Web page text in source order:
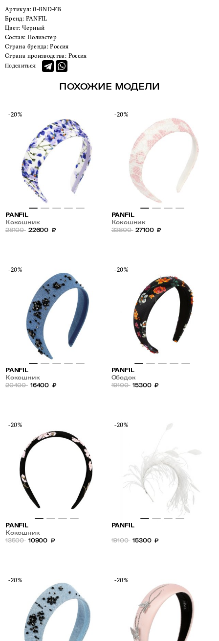
Артикул:0-BND-FB
Бренд:
PANFIL
Цвет:
Черный
Состав: Полиэстер
Страна бренда: Россия
Страна производства: Россия
Поделиться:
ПОХОЖИЕ МОДЕЛИ
-20%
PANFIL
Кокошник
28100 22600 ₽
-20%
PANFIL
Кокошник
33800 27100 ₽
-20%
PANFIL
Кокошник
20400 16400 ₽
-20%
PANFIL
Ободок
19100 15300 ₽
-20%
PANFIL
Кокошник
13500 10900 ₽
-20%
PANFIL
19100 15300 ₽
-20% -20%